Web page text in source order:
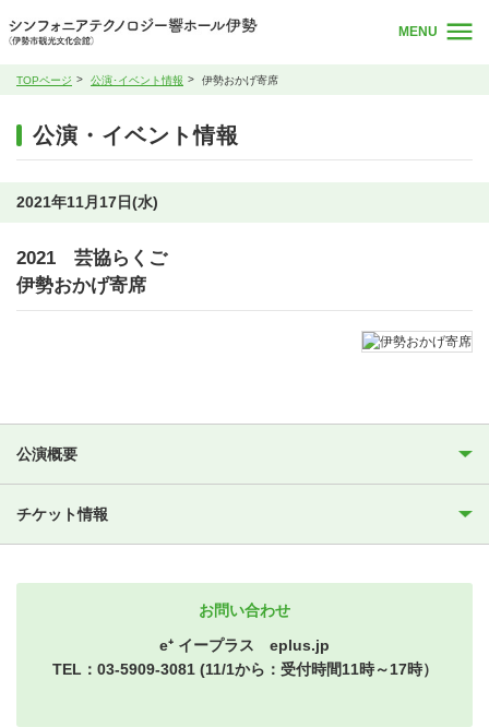
MENU
TOPページ 公演･イベント情報 伊勢おかげ寄席
公演・イベント情報
2021年11月17日(水)
2021 芸協らくご
伊勢おかげ寄席
公演概要
チケット情報
お問い合わせ
e⁺ イープラス eplus.jp
TEL：03-5909-3081 (11/1から：受付時間11時～17時）